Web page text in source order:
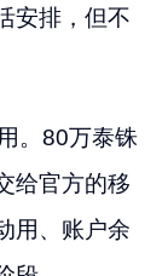
安排，但不
。80万泰铢
给官方的移
用、账户余